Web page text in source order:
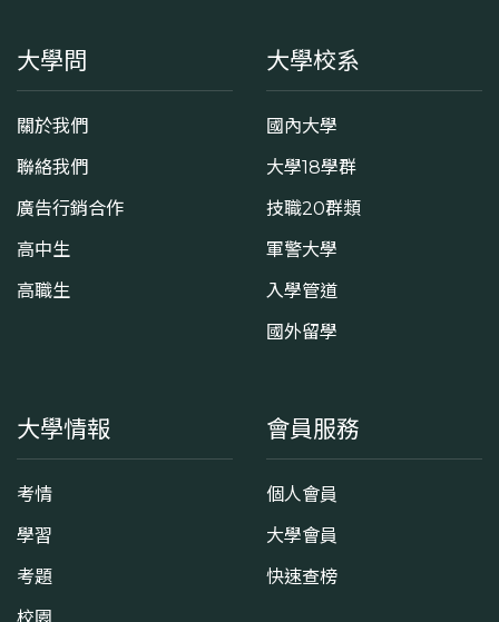
大學問
關於我們
聯絡我們
廣告行銷合作
高中生
高職生
大學校系
國內大學
大學18學群
技職20群類
軍警大學
入學管道
國外留學
大學情報
考情
學習
考題
會員服務
個人會員
大學會員
快速查榜